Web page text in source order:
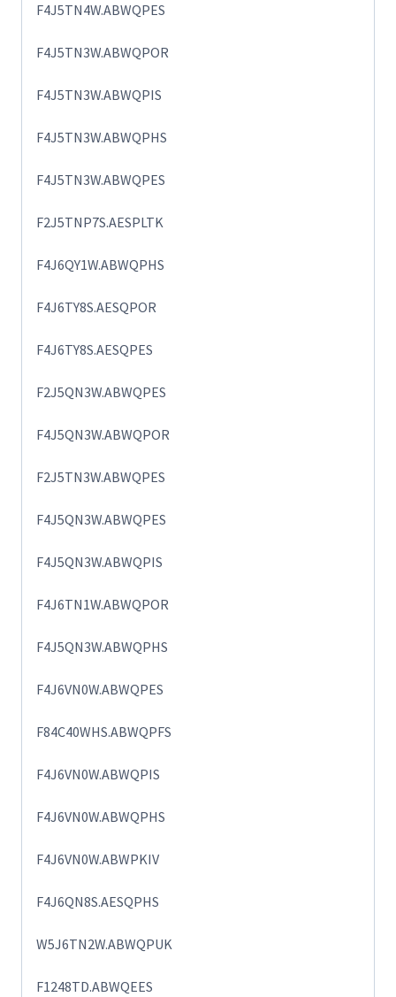
F4J5TN4W.ABWQPES
F4J5TN3W.ABWQPOR
F4J5TN3W.ABWQPIS
F4J5TN3W.ABWQPHS
F4J5TN3W.ABWQPES
F2J5TNP7S.AESPLTK
F4J6QY1W.ABWQPHS
F4J6TY8S.AESQPOR
F4J6TY8S.AESQPES
F2J5QN3W.ABWQPES
F4J5QN3W.ABWQPOR
F2J5TN3W.ABWQPES
F4J5QN3W.ABWQPES
F4J5QN3W.ABWQPIS
F4J6TN1W.ABWQPOR
F4J5QN3W.ABWQPHS
F4J6VN0W.ABWQPES
F84C40WHS.ABWQPFS
F4J6VN0W.ABWQPIS
F4J6VN0W.ABWQPHS
F4J6VN0W.ABWPKIV
F4J6QN8S.AESQPHS
W5J6TN2W.ABWQPUK
F1248TD.ABWQEES